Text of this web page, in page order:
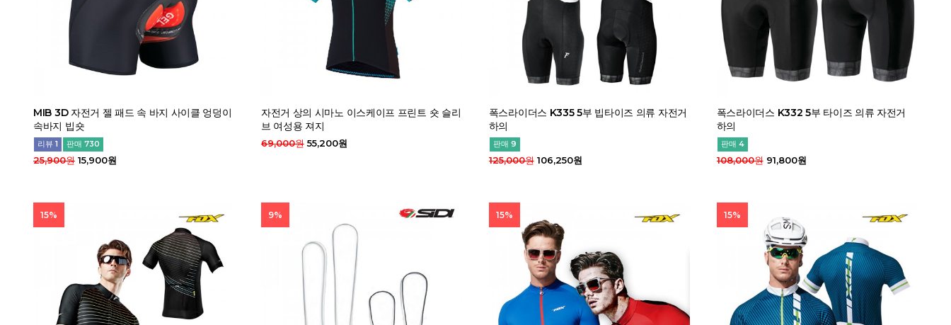
MIB 3D 자전거 젤 패드 속 바지 사이클 엉덩이
속바지 빕숏
리뷰 1 판매 730
25,900원 15,900원
자전거 상의 시마노 이스케이프 프린트 숏 슬리
브 여성용 져지
69,000원55,200원
폭스라이더스 K335 5부 빕타이즈 의류 자전거
하의
판매 9
125,000원106,250원
폭스라이더스 K332 5부 타이즈 의류 자전거
하의
판매 4
108,000원91,800원
15% 9% 15% 15%